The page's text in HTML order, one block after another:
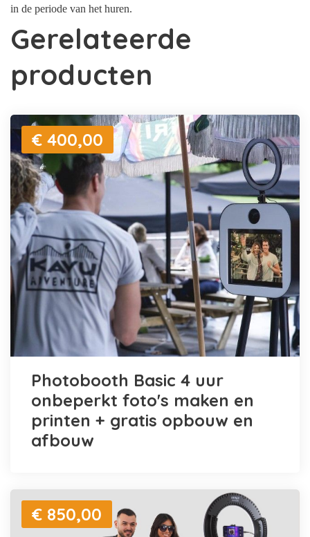
in de periode van het huren.
Gerelateerde
producten
€ 400,00
Photobooth Basic 4 uur
onbeperkt foto's maken en
printen + gratis opbouw en
afbouw
€ 850,00